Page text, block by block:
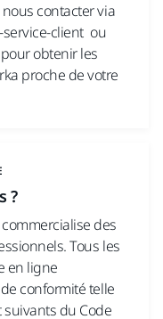
contacter via
client ou
obtenir les
proche de votre
?
des
Tous les
en ligne
conformité telle
suivants du Code